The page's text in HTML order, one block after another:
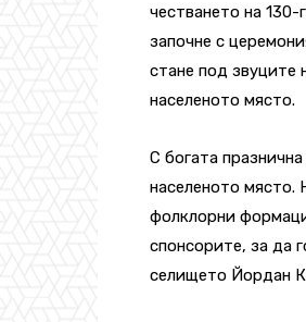
честването на
започне с
стане под звуците
населеното място.
С богата
населеното място.
фолклорни
спонсорите, за да
селището Йордан